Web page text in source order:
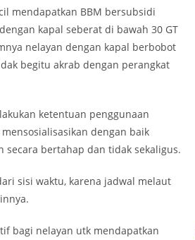
mendapatkan BBM bersubsidi
kapal seberat di bawah 30 GT
nelayan dengan kapal berbobot
begitu akrab dengan perangkat
ketentuan penggunaan
dengan baik
bertahap dan tidak sekaligus.
sisi waktu, karena jadwal melaut
bagi nelayan utk mendapatkan